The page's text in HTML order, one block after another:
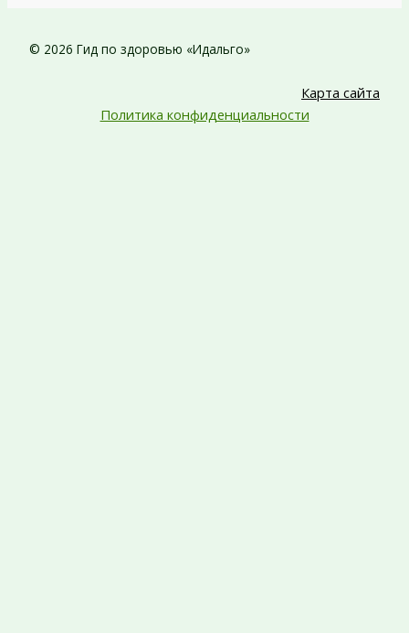
© 2026 Гид по здоровью «Идальго»
Карта сайта
Политика конфиденциальности